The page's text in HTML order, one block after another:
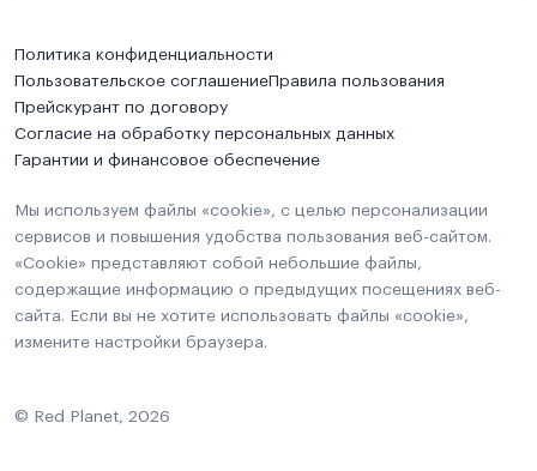
Политика конфиденциальности
Пользовательское соглашениеПравила пользования
Прейскурант по договору
Согласие на обработку персональных данных
Гарантии и финансовое обеспечение
Мы используем файлы «cookie», с целью персонализации
сервисов и повышения удобства пользования веб-сайтом.
«Cookie» представляют собой небольшие файлы,
содержащие информацию о предыдущих посещениях веб-
сайта. Если вы не хотите использовать файлы «cookie»,
измените настройки браузера.
© Red Planet, 2026